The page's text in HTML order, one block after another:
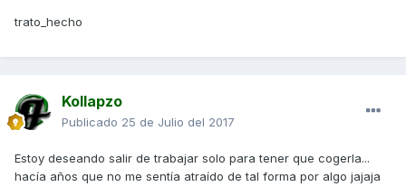
trato_hecho
Kollapzo
Publicado 25 de Julio del 2017
Estoy deseando salir de trabajar solo para tener que cogerla...
hacía años que no me sentía atraído de tal forma por algo jajaja